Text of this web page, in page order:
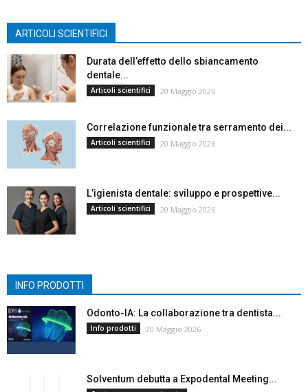
ARTICOLI SCIENTIFICI
Durata dell’effetto dello sbiancamento
dentale...
Articoli scientifici 20 Maggio 2026
Correlazione funzionale tra serramento dei...
Articoli scientifici 20 Maggio 2026
L’igienista dentale: sviluppo e prospettive...
Articoli scientifici 20 Maggio 2026
INFO PRODOTTI
Odonto-IA: La collaborazione tra dentista...
Info prodotti 20 Maggio 2026
Solventum debutta a Expodental Meeting...